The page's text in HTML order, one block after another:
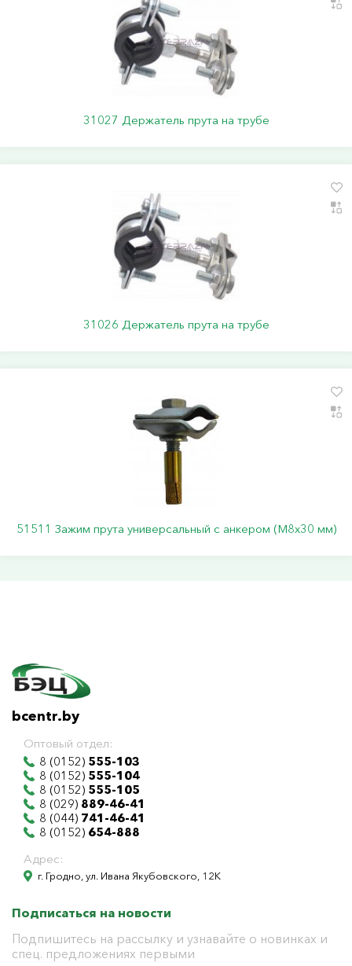
31027 Держатель прута на трубе
31026 Держатель прута на трубе
51511 Зажим прута универсальный с анкером (M8x30 мм)
bcentr.by
Оптовый отдел:
8 (0152) 555-103
8 (0152) 555-104
8 (0152) 555-105
8 (029) 889-46-41
8 (044) 741-46-41
8 (0152) 654-888
Адрес:
г. Гродно, ул. Ивана Якубовского, 12К
Подписаться на новости
Подпишитесь на рассылку и узнавайте о новинках и
спец. предложениях первыми